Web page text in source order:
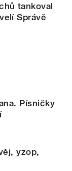
tankoval
Správě
Písničky
yzop,